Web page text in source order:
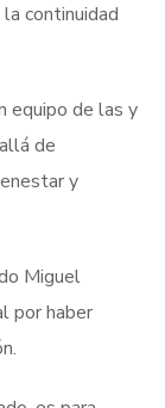
continuidad
equipo de las y
de
y
Miguel
por haber